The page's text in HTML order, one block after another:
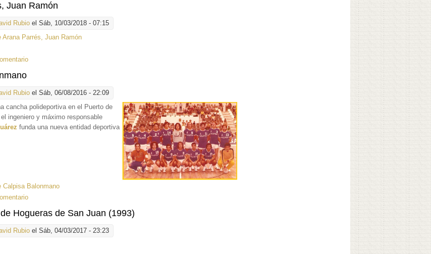
Juan Ramón
Rubio el Sáb, 10/03/2018 - 07:15
Arana Parrés, Juan Ramón
Rubio el Sáb, 06/08/2016 - 22:09
cancha polideportiva en el Puerto de
ingeniero y máximo responsable
funda una nueva entidad deportiva
Calpisa Balonmano
Hogueras de San Juan (1993)
Rubio el Sáb, 04/03/2017 - 23:23